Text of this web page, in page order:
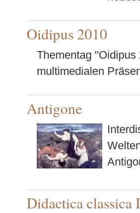
Oidipus 2010
Thementag "Oidipus
multimedialen
Antigone
Didactica classica